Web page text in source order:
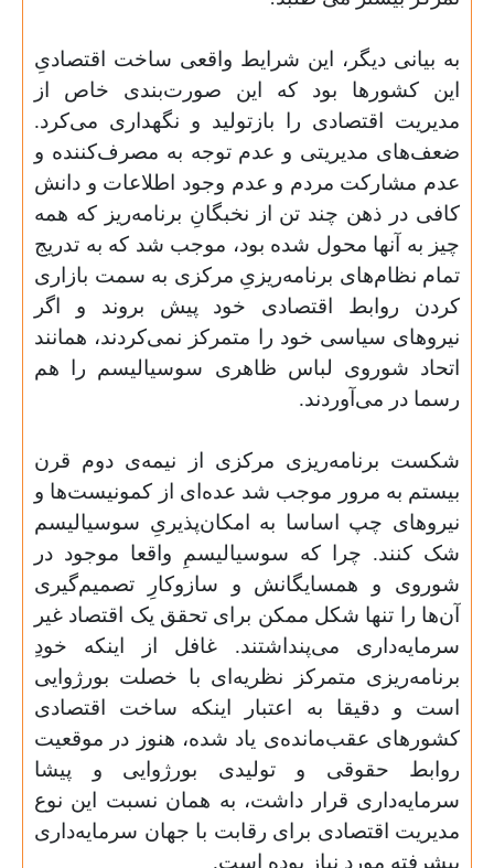
به بیانی دیگر، این شرایط واقعی ساخت اقتصادیِ
این کشورها بود که این صورت‌بندی خاص از
مدیریت اقتصادی را بازتولید و نگهداری می‌کرد.
ضعف‌های مدیریتی و عدم توجه به مصرف‌کننده و
عدم مشارکت مردم و عدم وجود اطلاعات و دانش
کافی در ذهن چند تن از نخبگانِ برنامه‌ریز که همه
چیز به آنها محول شده بود، موجب شد که به تدریج
تمام نظام‌های برنامه‌ریزیِ مرکزی به سمت بازاری
کردن روابط اقتصادی خود پیش بروند و اگر
نیروهای سیاسی خود را متمرکز نمی‌کردند، همانند
اتحاد شوروی لباس ظاهری سوسیالیسم را هم
رسما در می‌آوردند.
شکست برنامه‌ریزی مرکزی از نیمه‌ی دوم قرن
بیستم به مرور موجب شد عده‌ای از کمونیست‌ها و
نیروهای چپ اساسا به امکان‌پذیریِ سوسیالیسم
شک کنند. چرا که سوسیالیسمِ واقعا موجود در
شوروی و همسایگانش و سازوکارِ تصمیم‌گیری
آن‌ها را تنها شکل ممکن برای تحقق یک اقتصاد غیر
سرمایه‌داری می‌پنداشتند. غافل از اینکه خودِ
برنامه‌ریزی متمرکز نظریه‌ای با خصلت بورژوایی
است و دقیقا به اعتبار اینکه ساخت اقتصادی
کشورهای عقب‌مانده‌ی یاد شده، هنوز در موقعیت
روابط حقوقی و تولیدی بورژوایی و پیشا
سرمایه‌داری قرار داشت، به همان نسبت این نوع
مدیریت اقتصادی برای رقابت با جهان سرمایه‌داری
پیشرفته مورد نیاز بوده است.